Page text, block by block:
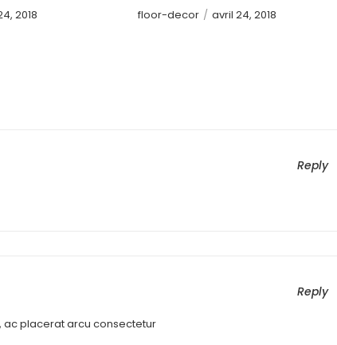
2018 floor-decor / avril 24, 2018
Reply
Reply
ac placerat arcu consectetur